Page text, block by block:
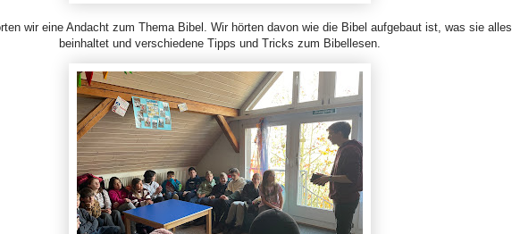
wir eine Andacht zum Thema Bibel. Wir hörten davon wie die Bibel aufgebaut ist, was sie alles
beinhaltet und verschiedene Tipps und Tricks zum Bibellesen.